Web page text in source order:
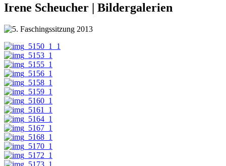
Irene Scheucher | Bildergalerien